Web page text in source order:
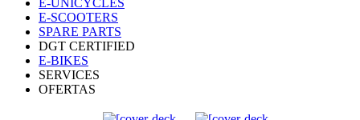
E-SCOOTERS
SPARE PARTS
DGT CERTIFIED
E-BIKES
SERVICES
OFERTAS